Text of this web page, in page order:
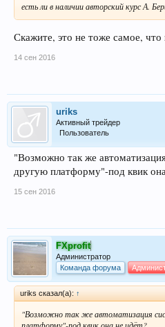
есть ли в наличии авторский курс А.
Скажите, это не тоже самое, что
14 сен 2016
uriks
Активный трейдер
Пользователь
"Возможно так же
другую платформу"-под квик
15 сен 2016
FXprofit
Администратор
Команда форума
uriks сказал(а): ↑
"Возможно так же автоматизация